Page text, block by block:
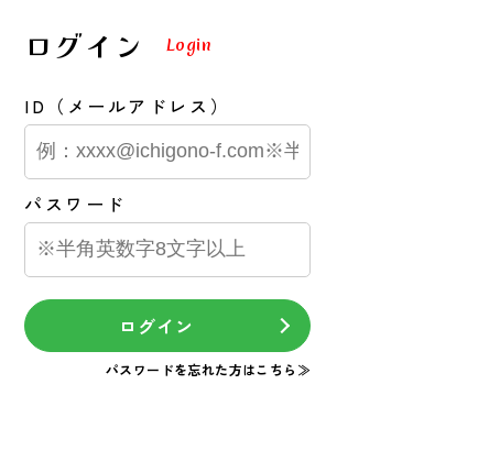
ログイン Login
ID（メールアドレス）
パスワード
ログイン
パスワードを忘れた方はこちら≫